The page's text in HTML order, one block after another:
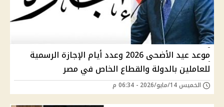
موعد عيد الأضحى 2026 وعدد أيام الإجازة الرسمية
للعاملين بالدولة والقطاع الخاص في مصر
الخميس 14/مايو/2026 - 06:34 م